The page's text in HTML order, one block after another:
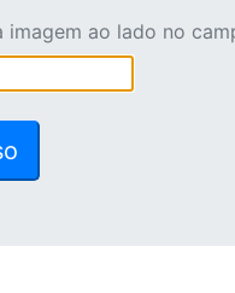
imagem ao lado no